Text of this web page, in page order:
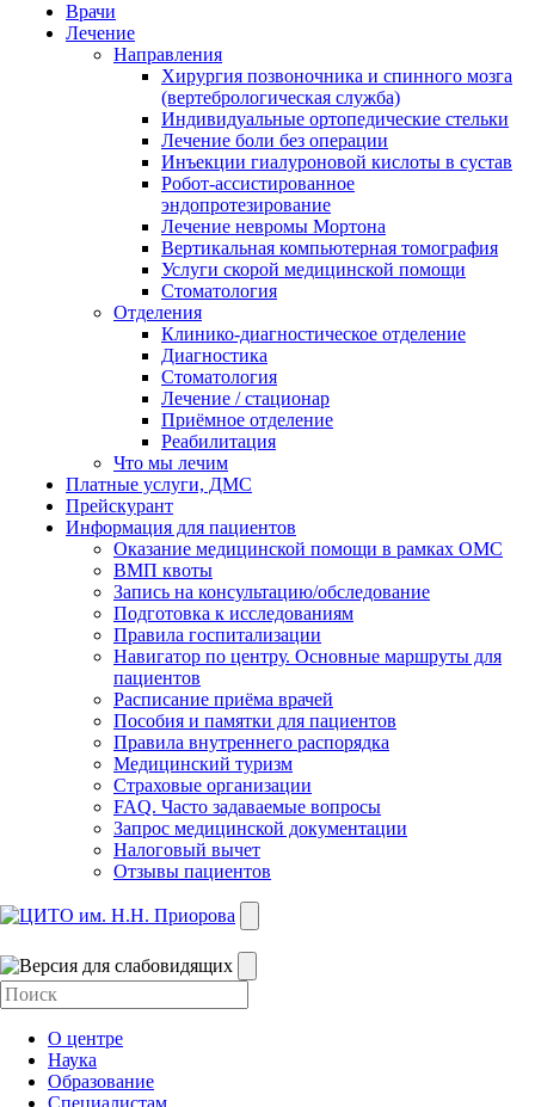
Врачи
Лечение
Направления
Хирургия позвоночника и спинного мозга
(вертебрологическая служба)
Индивидуальные ортопедические стельки
Лечение боли без операции
Инъекции гиалуроновой кислоты в сустав
Робот-ассистированное
эндопротезирование
Лечение невромы Мортона
Вертикальная компьютерная томография
Услуги скорой медицинской помощи
Стоматология
Отделения
Клинико-диагностическое отделение
Диагностика
Стоматология
Лечение / стационар
Приёмное отделение
Реабилитация
Что мы лечим
Платные услуги, ДМС
Прейскурант
Информация для пациентов
Оказание медицинской помощи в рамках ОМС
ВМП квоты
Запись на консультацию/обследование
Подготовка к исследованиям
Правила госпитализации
Навигатор по центру. Основные маршруты для
пациентов
Расписание приёма врачей
Пособия и памятки для пациентов
Правила внутреннего распорядка
Медицинский туризм
Страховые организации
FAQ. Часто задаваемые вопросы
Запрос медицинской документации
Налоговый вычет
Отзывы пациентов
О центре
Наука
Образование
Специалистам